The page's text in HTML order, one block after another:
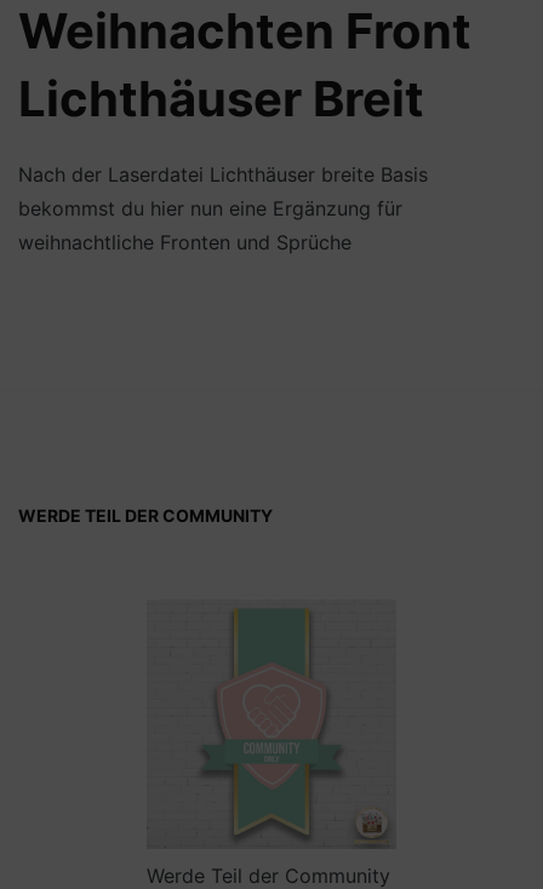
Weihnachten Front
Lichthäuser Breit
Nach der Laserdatei Lichthäuser breite Basis
bekommst du hier nun eine Ergänzung für
weihnachtliche Fronten und Sprüche
WERDE TEIL DER COMMUNITY
Werde Teil der Community